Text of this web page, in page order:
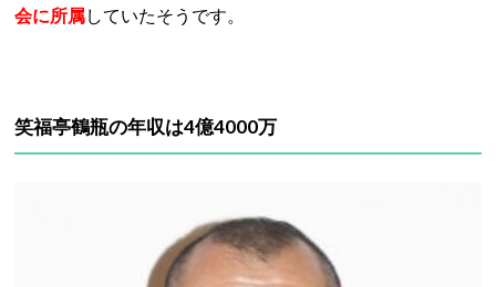
会に所属していたそうです。
笑福亭鶴瓶の年収は4億4000万